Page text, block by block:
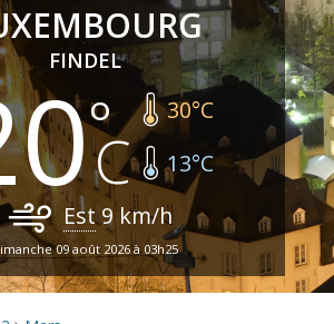
FINDEL
30°C
13°C
Est9 km/h
09 août 2026 à 03h25